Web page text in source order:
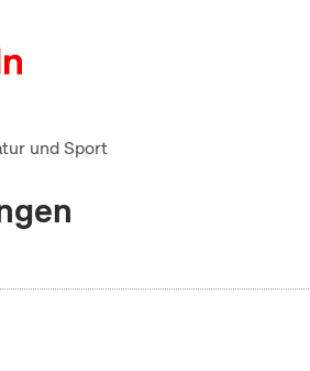
und Sport